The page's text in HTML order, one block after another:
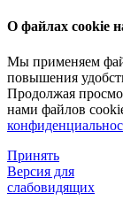
О файлах cookie
Мы применяем
повышения
Продолжая
нами файлов
Принять
Версия для
слабовидящих